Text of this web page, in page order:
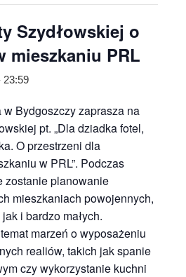
Szydłowskiej o
mieszkaniu PRL
23:59
Bydgoszczy zaprasza na
pt. „Dla dziadka fotel,
O przestrzeni dla
w PRL”. Podczas
zostanie planowanie
mieszkaniach powojennych,
i bardzo małych.
marzeń o wyposażeniu
realiów, takich jak spanie
czy wykorzystanie kuchni